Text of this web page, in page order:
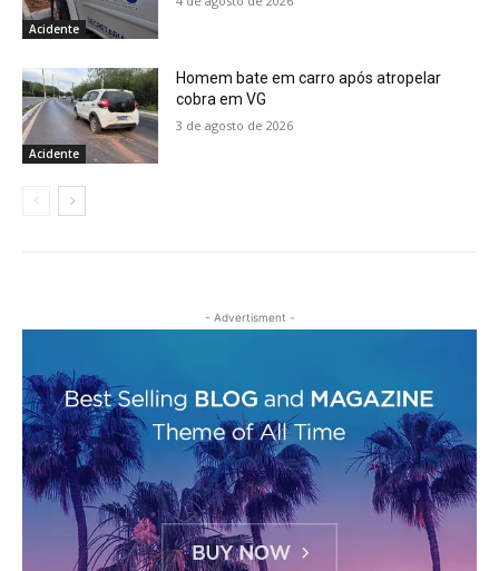
Acidente
Acidente
Homem bate em carro após atropelar
cobra em VG
3 de agosto de 2026
- Advertisment -